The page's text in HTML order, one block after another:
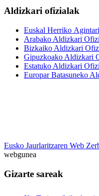
Aldizkari ofizialak
Euskal Herriko
Arabako Aldizkari
Bizkaiko Aldizkari
Gipuzkoako Aldizkari
Estatuko Aldizkari
Europar Batasuneko
Eusko Jaurlaritzaren Web
webgunea
Gizarte sareak